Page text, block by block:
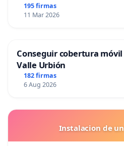
195 firmas
11 Mar 2026
Conseguir cobertura
Valle Urbión
182 firmas
6 Aug 2026
Instalacion de